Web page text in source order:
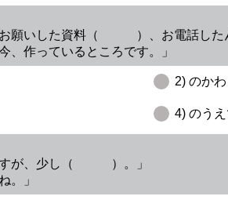
お願いした資料（ ）、お電話した
、作っているところです。」
2) のか
4) のう
すが、少し（ ）。」
。」